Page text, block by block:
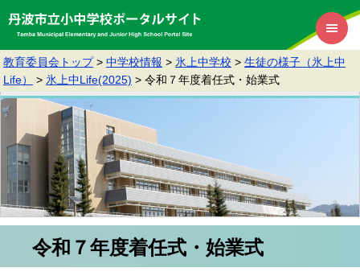
教育委員会トップ > 中学校情報 > 氷上中学校 > 生徒の様子（氷上中
Life）
> 氷上中Life(2025) > 令和７年度着任式・始業式
令和７年度着任式・始業式